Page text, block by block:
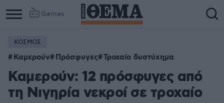
Games
ΚΟΣΜΟΣ
Καμερούν Πρόσφυγες Τροχαίο δυστύχημα
Καμερούν: 12 πρόσφυγες από
τη Νιγηρία νεκροί σε τροχαίο